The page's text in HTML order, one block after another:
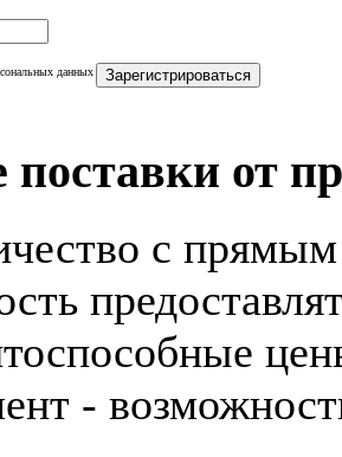
данных Зарегистрироваться
от
с
-